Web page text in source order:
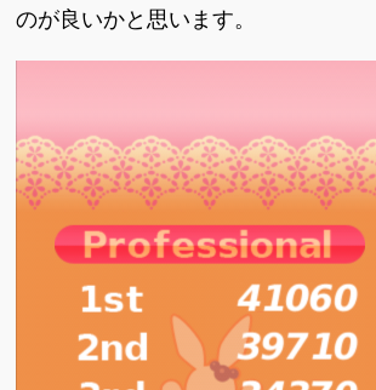
のが良いかと思います。